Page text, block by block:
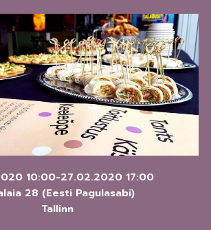
10:00-27.02.2020 17:00
28 (Eesti Pagulasabi)
Tallinn